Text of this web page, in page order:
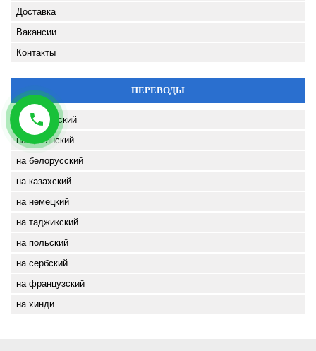
Доставка
Вакансии
Контакты
ПЕРЕВОДЫ
на английский
на армянский
на белорусский
на казахский
на немецкий
на таджикский
на польский
на сербский
на французский
на хинди